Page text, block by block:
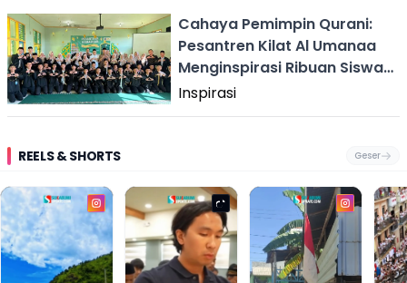
Cahaya Pemimpin Qurani:
Pesantren Kilat Al Umanaa
Menginspirasi Ribuan Siswa
di Sukabumi
Inspirasi
REELS & SHORTS Geser